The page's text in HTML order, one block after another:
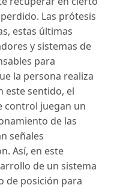
Las prótesis
estas últimas
y sistemas de
para
la persona realiza
este sentido, el
control juegan un
de las
señales
Así, en este
de un sistema
de posición para